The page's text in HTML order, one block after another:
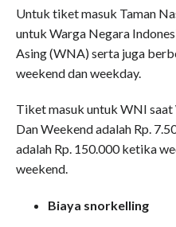
Untuk tiket masuk Taman
untuk Warga Negara
Asing (WNA) serta juga
weekend dan weekday.
Tiket masuk untuk WNI saat
Dan Weekend adalah Rp.
adalah Rp. 150.000 ketika
weekend.
Biaya snorkelling